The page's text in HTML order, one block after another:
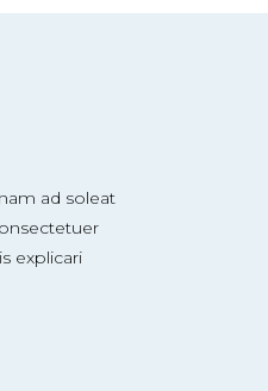
ad soleat
explicari